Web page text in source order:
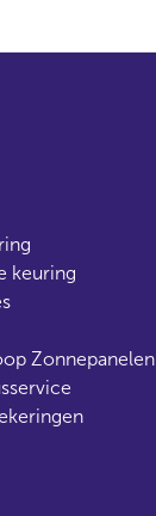
keuring
Zonnepanelen